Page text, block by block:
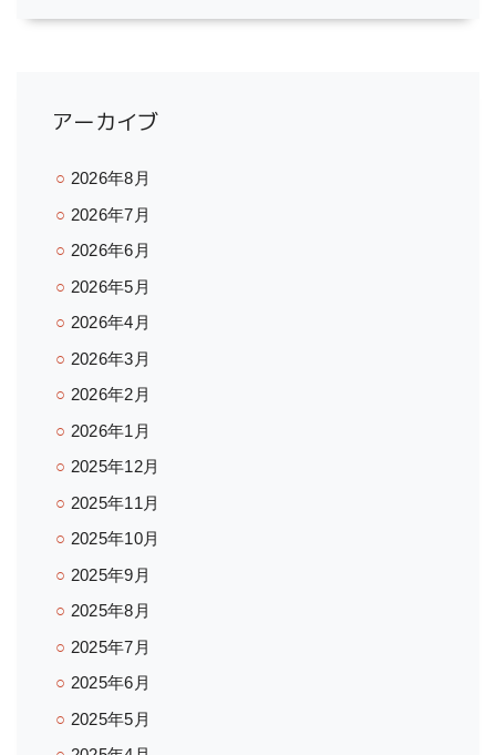
アーカイブ
2026年8月
2026年7月
2026年6月
2026年5月
2026年4月
2026年3月
2026年2月
2026年1月
2025年12月
2025年11月
2025年10月
2025年9月
2025年8月
2025年7月
2025年6月
2025年5月